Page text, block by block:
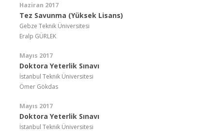
Haziran 2017
Tez Savunma (Yüksek Lisans)
Gebze Teknik Üniversitesi
Eralp GÜRLEK
Mayıs 2017
Doktora Yeterlik Sınavı
İstanbul Teknik Üniversitesi
Ömer Gökdas
Mayıs 2017
Doktora Yeterlik Sınavı
İstanbul Teknik Üniversitesi